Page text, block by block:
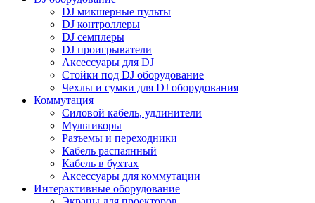
DJ микшерные пульты
DJ контроллеры
DJ семплеры
DJ проигрыватели
Аксессуары для DJ
Стойки под DJ оборудование
Чехлы и сумки для DJ оборудования
Коммутация
Силовой кабель, удлинители
Мультикоры
Разъемы и переходники
Кабель распаянный
Кабель в бухтах
Аксессуары для коммутации
Интерактивные оборудование